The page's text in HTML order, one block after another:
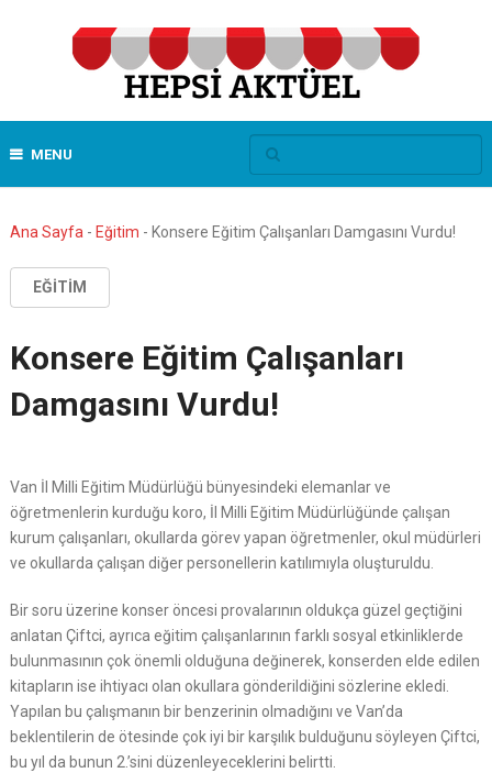
MENU
Ana Sayfa - Eğitim - Konsere Eğitim Çalışanları Damgasını Vurdu!
EĞITIM
Konsere Eğitim Çalışanları
Damgasını Vurdu!
Van İl Milli Eğitim Müdürlüğü bünyesindeki elemanlar ve
öğretmenlerin kurduğu koro, İl Milli Eğitim Müdürlüğünde çalışan
kurum çalışanları, okullarda görev yapan öğretmenler, okul müdürleri
ve okullarda çalışan diğer personellerin katılımıyla oluşturuldu.
Bir soru üzerine konser öncesi provalarının oldukça güzel geçtiğini
anlatan Çiftci, ayrıca eğitim çalışanlarının farklı sosyal etkinliklerde
bulunmasının çok önemli olduğuna değinerek, konserden elde edilen
kitapların ise ihtiyacı olan okullara gönderildiğini sözlerine ekledi.
Yapılan bu çalışmanın bir benzerinin olmadığını ve Van’da
beklentilerin de ötesinde çok iyi bir karşılık bulduğunu söyleyen Çiftci,
bu yıl da bunun 2.’sini düzenleyeceklerini belirtti.